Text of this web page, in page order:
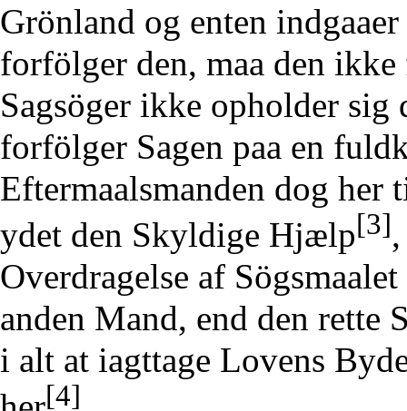
Grönland og enten
forfölger den, maa den ikke
Sagsöger ikke opholder sig
forfölger Sagen paa en
Eftermaalsmanden dog her
ydet den Skyldige Hjælp[3]
Overdragelse af
anden Mand, end den rette
i alt at iagttage Lovens
[4]